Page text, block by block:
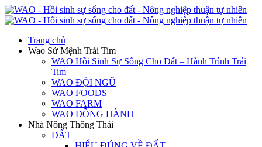
Trang chủ
Wao Sứ Mệnh Trái Tim
WAO Hồi Sinh Sự Sống Cho Đất – Hành Trình Trái
Tim
WAO ĐỘI NGŨ
WAO FOODS
WAO FARM
WAO ĐỒNG HÀNH
Nhà Nông Thông Thái
ĐẤT